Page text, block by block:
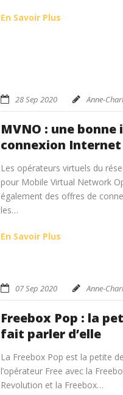
En Savoir Plus
28 Sep 2020 Anne-
MVNO : une bonne
connexion Internet
Les opérateurs virtuels du
pour Mobile Virtual Network
également des offres de
les…
En Savoir Plus
07 Sep 2020 Anne-
Freebox Pop : la
fait parler d’elle
La Freebox Pop est la petite
l’opérateur Free avec la
Revolution et la Freebox…